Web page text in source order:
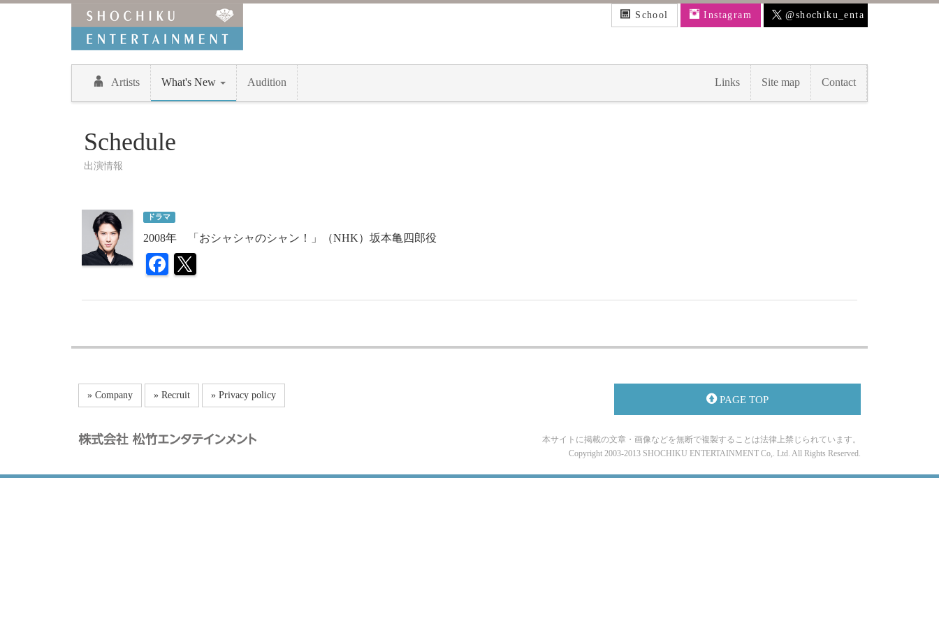
School Instagram @shochiku_enta
Artists What's New Audition Links Site map Contact
Schedule
出演情報
ドラマ
2008年 「おシャシャのシャン！」（NHK）坂本亀四郎役
» Company » Recruit » Privacy policy PAGE TOP
本サイトに掲載の文章・画像などを無断で複製することは法律上禁じられています。
Copyright 2003-2013 SHOCHIKU ENTERTAINMENT Co,. Ltd. All Rights Reserved.